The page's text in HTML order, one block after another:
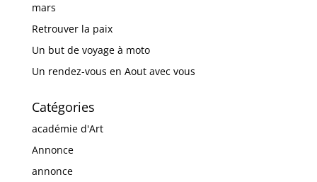
mars
Retrouver la paix
Un but de voyage à moto
Un rendez-vous en Aout avec vous
Catégories
académie d'Art
Annonce
annonce